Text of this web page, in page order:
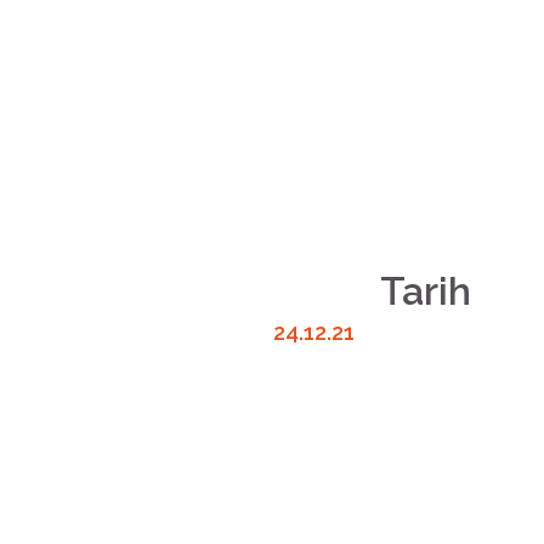
Tarih
24.12.21